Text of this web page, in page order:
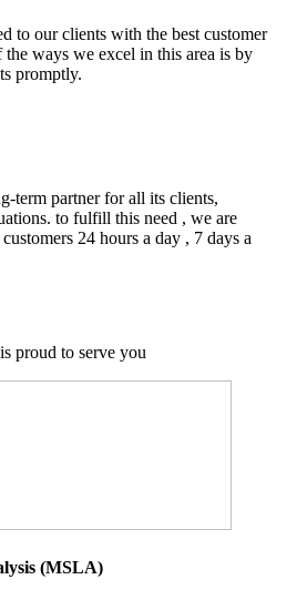
to our clients with the best customer
the ways we excel in this area is by
promptly.
term partner for all its clients,
to fulfill this need , we are
24 hours a day , 7 days a
proud to serve you
(MSLA)